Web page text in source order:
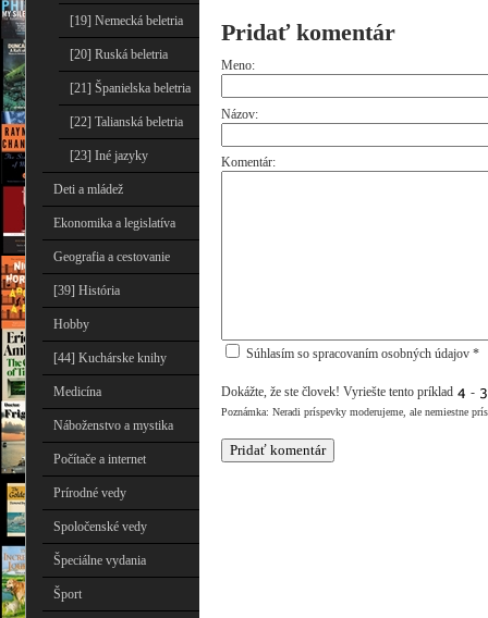
[19] Nemecká beletria
[20] Ruská beletria
[21] Španielska beletria
[22] Talianská beletria
[23] Iné jazyky
Deti a mládež
Ekonomika a legislatíva
Geografia a cestovanie
[39] História
Hobby
[44] Kuchárske knihy
Medicína
Náboženstvo a mystika
Počítače a internet
Prírodné vedy
Spoločenské vedy
Špeciálne vydania
Šport
Pridať komentár
Meno:
Názov:
Komentár:
Súhlasím so spracovaním osobných údajov *
Dokážte, že ste človek! Vyriešte tento príklad -
Poznámka: Neradi príspevky moderujeme, ale nemiestne